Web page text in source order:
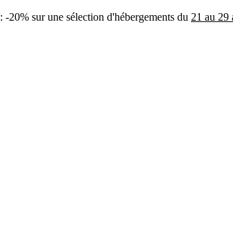
: -20% sur une sélection d'hébergements du 21 au 29